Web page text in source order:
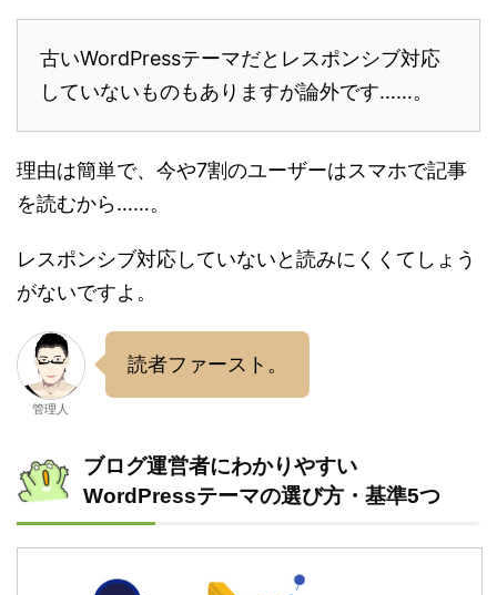
古いWordPressテーマだとレスポンシブ対応
していないものもありますが論外です……。
理由は簡単で、今や7割のユーザーはスマホで記事
を読むから……。
レスポンシブ対応していないと読みにくくてしょう
がないですよ。
管理人
読者ファースト。
ブログ運営者にわかりやすい
WordPressテーマの選び方・基準5つ